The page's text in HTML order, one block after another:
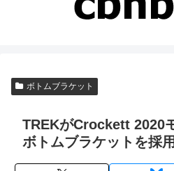
ボトムブラケット
TREKがCrockett 2020
ボトムブラケットを採用